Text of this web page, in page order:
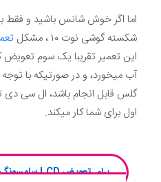
اما اگر خوش شانس باشید و
شکسته گوشی نوت ۱۰ ، مشکل
این تعمیر تقریبا یک سوم تعویض
آب میخورد، و در صورتیکه با
گلس قابل انجام باشد، ال سی
اول برای شما کار میکند.